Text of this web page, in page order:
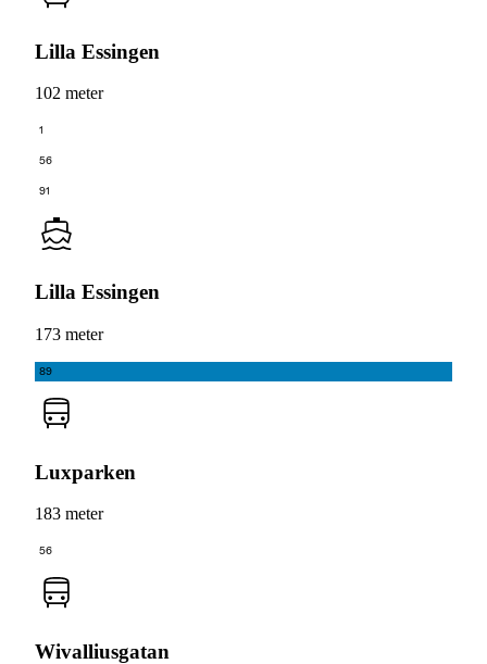
Lilla Essingen
102 meter
1
56
91
Lilla Essingen
173 meter
89
Luxparken
183 meter
56
Wivalliusgatan